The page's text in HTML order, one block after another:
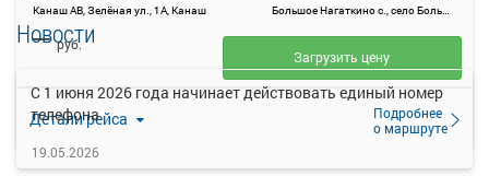
Канаш АВ, Зелёная ул., 1А, Канаш Большое Нагаткино с., село Большое Нагаткино, Россия
Детали рейса
Подробнее
о маршруте
— руб.
Загрузить цену
Новости
C 1 июня 2026 года начинает действовать единый номер
телефона
19.05.2026